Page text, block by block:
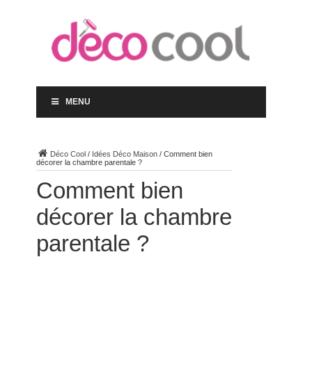
MENU
Déco Cool/ Idées Déco Maison/ Comment bien
décorer la chambre parentale ?
Comment bien
décorer la chambre
parentale ?